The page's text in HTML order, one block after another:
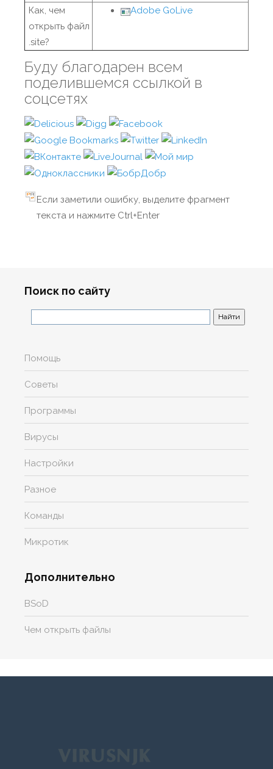
Как, чем
открыть файл
.site?
Adobe GoLive
Буду благодарен всем
поделившемся ссылкой в
соцсетях
Если заметили ошибку, выделите фрагмент
текста и нажмите Ctrl+Enter
Поиск по сайту
Помощь
Советы
Программы
Вирусы
Настройки
Разное
Команды
Микротик
Дополнительно
BSoD
Чем открыть файлы